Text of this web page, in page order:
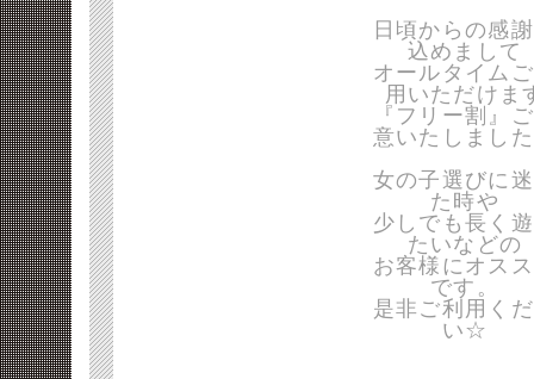
日頃からの感
込めまして
オールタイム
用いただけま
『フリー割』
意いたしまし
女の子選びに
た時や
少しでも長く
たいなどの
お客様にオス
です。
是非ご利用く
い☆